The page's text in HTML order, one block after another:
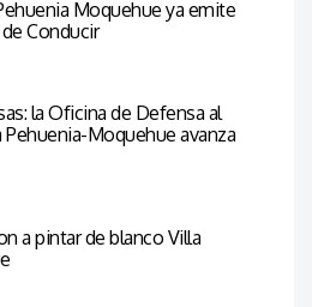
Moquehue ya emite
Conducir
la Oficina de Defensa al
Moquehue avanza
a pintar de blanco Villa